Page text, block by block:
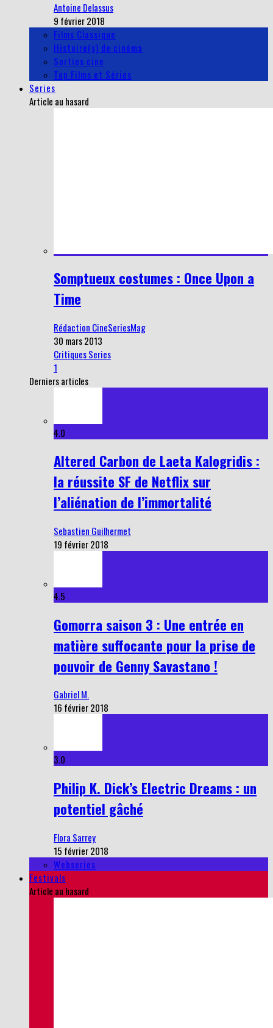
Antoine Delassus
9 février 2018
Films Classique
Histoire(s) de cinéma
Sorties cine
Top Films et Séries
Series
Article au hasard
Somptueux costumes : Once Upon a
Time
Rédaction CineSeriesMag
30 mars 2013
Critiques Series
1
Derniers articles
4.0
Altered Carbon de Laeta Kalogridis :
la réussite SF de Netflix sur
l’aliénation de l’immortalité
Sebastien Guilhermet
19 février 2018
4.5
Gomorra saison 3 : Une entrée en
matière suffocante pour la prise de
pouvoir de Genny Savastano !
Gabriel M.
16 février 2018
3.0
Philip K. Dick’s Electric Dreams : un
potentiel gâché
Flora Sarrey
15 février 2018
Webseries
Festivals
Article au hasard